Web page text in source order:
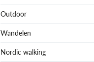
Outdoor
Wandelen
Nordic walking